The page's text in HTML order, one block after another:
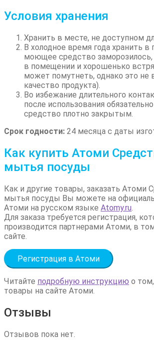
Условия хранения
Хранить в месте, не доступном
В холодное время года хранить
моющее средство заморозилось,
в помещении и хорошенько
может помутнеть, однако это не
качество продукта).
Во избежание длительного
после использования
средство плотно закрытым.
Срок годности: 24 месяца с даты
Как купить Атоми
мытья посуды
Как и другие товары, заказать Атоми
мытья посуды Вы можете на
Атоми на русском языке Atomy.ru.
Для заказа требуется регистрация,
производится партнерами Атоми, в
сайте.
Регистрация в Атоми
Читайте подробную инструкцию о
товары на сайте Атоми.
Отзывы
Отзывов пока нет.